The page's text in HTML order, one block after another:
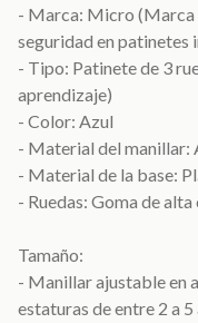
- Marca: Micro (Marca
seguridad en patinetes
- Tipo: Patinete de 3
aprendizaje)
- Color: Azul
- Material del manillar:
- Material de la base:
- Ruedas: Goma de
Tamaño:
- Manillar ajustable en
estaturas de entre 2 a 5